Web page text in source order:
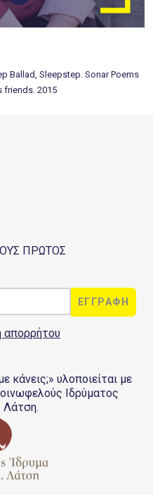
Ballad, Sleepstep. Sonar Poems
friends. 2015
ΠΡΩΤΟΣ
απορρήτου
υλοποιείται με
Ιδρύματος
Λάτση.